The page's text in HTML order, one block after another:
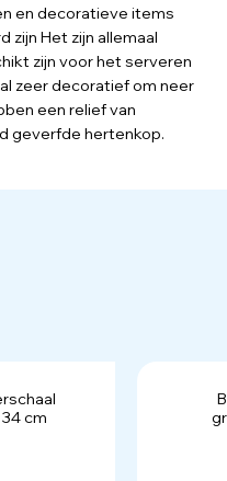
en decoratieve items
zijn Het zijn allemaal
zijn voor het serveren
zeer decoratief om neer
een relief van
geverfde hertenkop.
cm